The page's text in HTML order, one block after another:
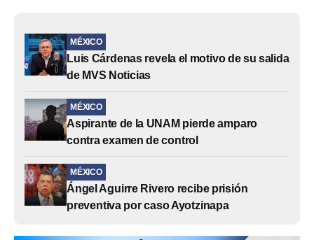
MÉXICO
Luis Cárdenas revela el motivo de su salida
de MVS Noticias
MÉXICO
Aspirante de la UNAM pierde amparo
contra examen de control
MÉXICO
Ángel Aguirre Rivero recibe prisión
preventiva por caso Ayotzinapa